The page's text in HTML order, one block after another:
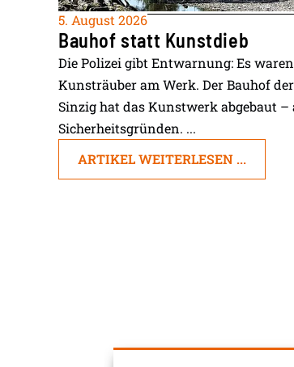
5. August 2026
Bauhof statt Kunstdieb
Die Polizei gibt Entwarnung: Es
Kunsträuber am Werk. Der Bauhof
Sinzig hat das Kunstwerk abgebaut –
Sicherheitsgründen. ...
ARTIKEL WEITERLESEN ...